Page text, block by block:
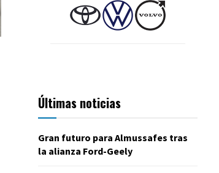
Últimas noticias
Gran futuro para Almussafes tras
la alianza Ford-Geely